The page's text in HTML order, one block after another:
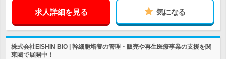
求人詳細を見る 気になる
株式会社EISHIN BIO | 幹細胞培養の管理・販売や再生医療事業の支援を関
東圏で展開中！